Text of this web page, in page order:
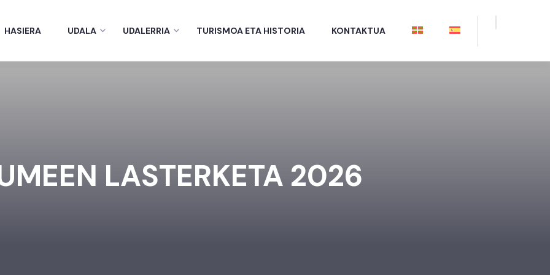
HASIERA UDALA UDALERRIA TURISMOA ETA HISTORIA KONTAKTUA
LASTERKETA 2026